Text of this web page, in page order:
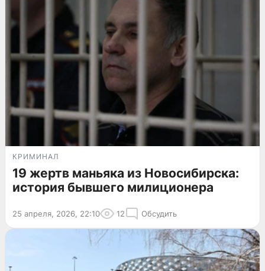
КРИМИНАЛ
19 жертв маньяка из Новосибирска:
история бывшего милиционера
25 апреля, 2026, 22:10 12 Обсудить